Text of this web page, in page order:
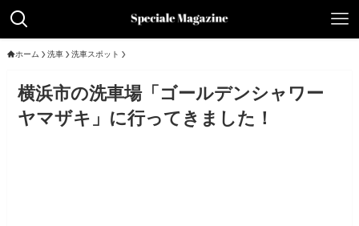
ホーム 洗車 洗車スポット
横浜市の洗車場「ゴールデンシャワー
ヤマザキ」に行ってきました！